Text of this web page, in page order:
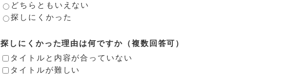
どちらともいえない
探しにくかった
探しにくかった理由は何ですか（複数回答可）
タイトルと内容が合っていない
タイトルが難しい